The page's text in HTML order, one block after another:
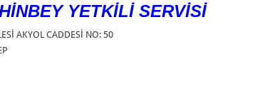
YETKİLİ SERVİSİ
AKYOL CADDESİ NO: 50